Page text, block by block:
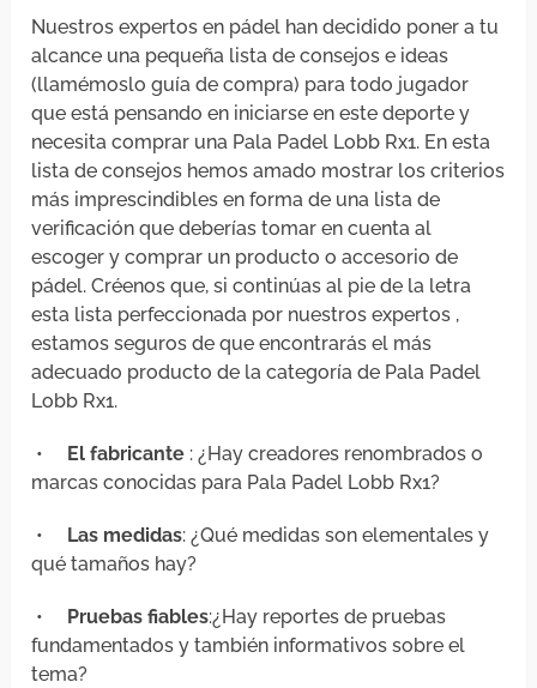
Nuestros expertos en pádel han decidido poner a tu
alcance una pequeña lista de consejos e ideas
(llamémoslo guía de compra) para todo jugador
que está pensando en iniciarse en este deporte y
necesita comprar una Pala Padel Lobb Rx1. En esta
lista de consejos hemos amado mostrar los criterios
más imprescindibles en forma de una lista de
verificación que deberías tomar en cuenta al
escoger y comprar un producto o accesorio de
pádel. Créenos que, si continúas al pie de la letra
esta lista perfeccionada por nuestros expertos ,
estamos seguros de que encontrarás el más
adecuado producto de la categoría de Pala Padel
Lobb Rx1.
• El fabricante : ¿Hay creadores renombrados o
marcas conocidas para Pala Padel Lobb Rx1?
• Las medidas: ¿Qué medidas son elementales y
qué tamaños hay?
• Pruebas fiables:¿Hay reportes de pruebas
fundamentados y también informativos sobre el
tema?